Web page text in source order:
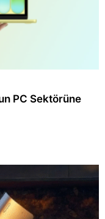
PC Sektörüne